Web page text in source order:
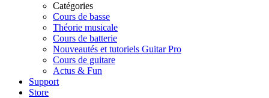
Catégories
Cours de basse
Théorie musicale
Cours de batterie
Nouveautés et tutoriels Guitar Pro
Cours de guitare
Actus & Fun
Support
Store